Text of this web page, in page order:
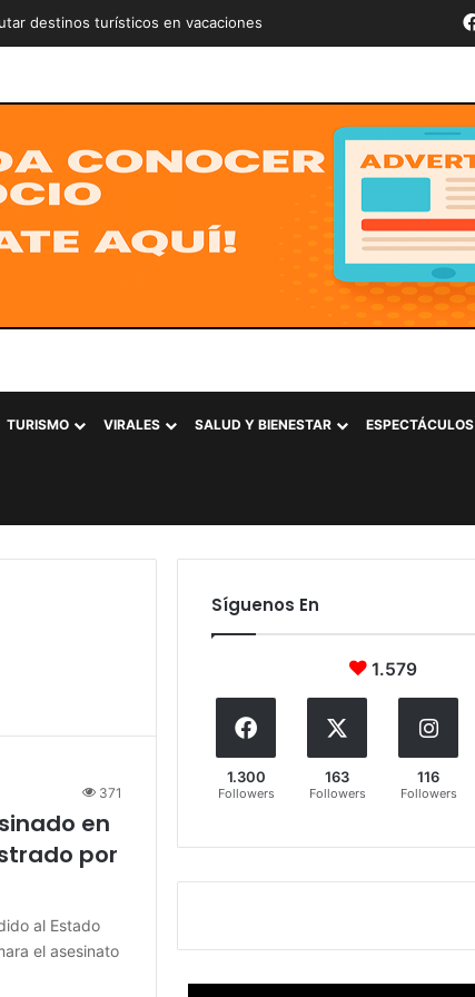
la estructura criminal «Ántrax» en Lourdes, Colón
TURISMO VIRALES SALUD Y BIENESTAR ESPECTÁCULOS
371
en
por
al Estado
el asesinato
Síguenos En
1.579
1.300
Followers
163
Followers
116
Followers